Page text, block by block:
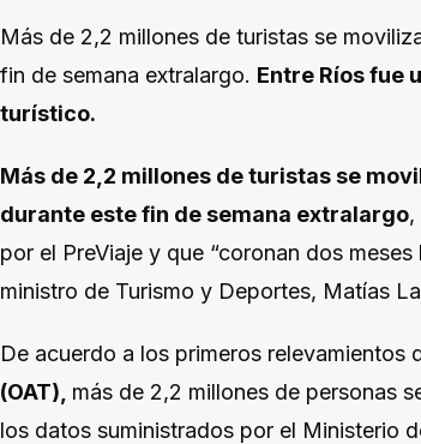
Más de 2,2 millones de turistas se
fin de semana extralargo. Entre Ríos fue
turístico.
Más de 2,2 millones de turistas se
durante este fin de semana extralargo,
por el PreViaje y que “coronan dos
ministro de Turismo y Deportes, Matías
De acuerdo a los primeros relevamientos
(OAT), más de 2,2 millones de personas
los datos suministrados por el Ministerio